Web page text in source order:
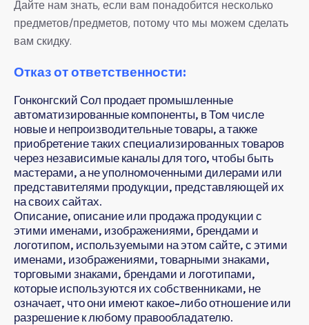
Дайте нам знать, если вам понадобится несколько
предметов/предметов, потому что мы можем сделать
вам скидку.
Отказ от ответственности:
Гонконгский Сол продает промышленные
автоматизированные компоненты, в Том числе
новые и непроизводительные товары, а также
приобретение таких специализированных товаров
через независимые каналы для того, чтобы быть
мастерами, а не уполномоченными дилерами или
представителями продукции, представляющей их
на своих сайтах.
Описание, описание или продажа продукции с
этими именами, изображениями, брендами и
логотипом, используемыми на этом сайте, с этими
именами, изображениями, товарными знаками,
торговыми знаками, брендами и логотипами,
которые используются их собственниками, не
означает, что они имеют какое-либо отношение или
разрешение к любому правообладателю.